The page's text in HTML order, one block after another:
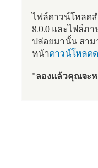
ไฟล์ดาวน์โหลดส
8.0.0 และไฟล์ภ
ปล่อยมานั้น สาม
หน้าดาวน์โหลด
"ลองแล้วคุณจะ